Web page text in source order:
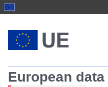
European data